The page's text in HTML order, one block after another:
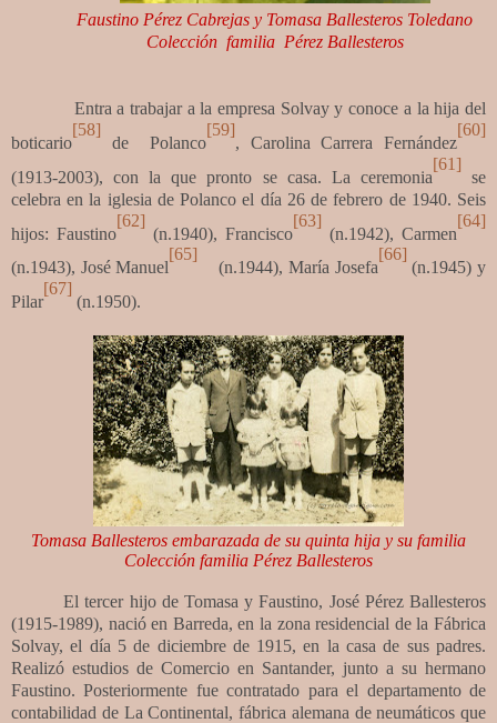
Faustino Pérez Cabrejas y Tomasa Ballesteros Toledano
Colección familia Pérez Ballesteros
Entra a trabajar a la empresa Solvay y conoce a la hija del
boticario
[58]
de Polanco
[59]
, Carolina Carrera Fernández
[60]
(1913-2003), con la que pronto se casa. La ceremonia
[61]
se
celebra en la iglesia de Polanco el día 26 de febrero de 1940. Seis
hijos: Faustino
[62]
(n.1940), Francisco
[63]
(n.1942), Carmen
[64]
(n.1943), José Manuel
[65]
(n.1944), María Josefa
[66]
(n.1945) y
Pilar
[67]
(n.1950).
Tomasa Ballesteros embarazada de su quinta hija y su familia
Colección familia Pérez Ballesteros
El tercer hijo de Tomasa y Faustino, José Pérez Ballesteros
(1915-1989), nació en Barreda, en la zona residencial de la Fábrica
Solvay, el día 5 de diciembre de 1915, en la casa de sus padres.
Realizó estudios de Comercio en Santander, junto a su hermano
Faustino. Posteriormente fuecontratado para el departamento de
contabilidad de La Continental, fábrica alemana de neumáticos que